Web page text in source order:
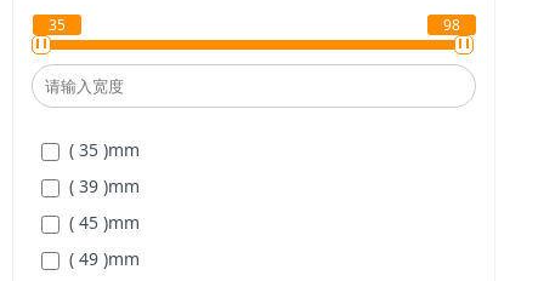
( 68 )
( 82 )mm
35 98
( 35 )mm
( 39 )mm
( 45 )mm
( 49 )mm